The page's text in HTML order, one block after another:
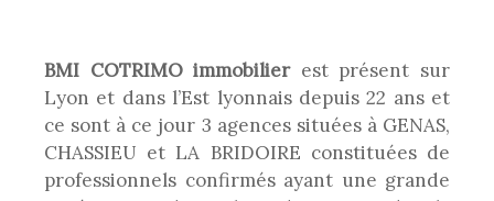
BMI COTRIMO immobilierest présent sur
Lyon et dans l’Est lyonnais depuis 22 ans et
ce sont à ce jour 3 agences situées à GENAS,
CHASSIEU et LA BRIDOIRE constituées de
professionnels confirmés ayant une grande